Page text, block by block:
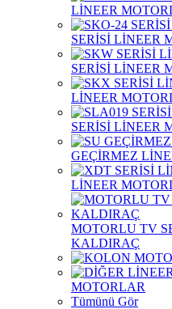
LİNEER
SERİSİ LİNEER
SERİSİ LİNEER
LİNEER
SERİSİ LİNEER
GEÇİRMEZ
LİNEER
MOTORLU TV
KALDIRAÇ
MOTORLAR
Tümünü Gör